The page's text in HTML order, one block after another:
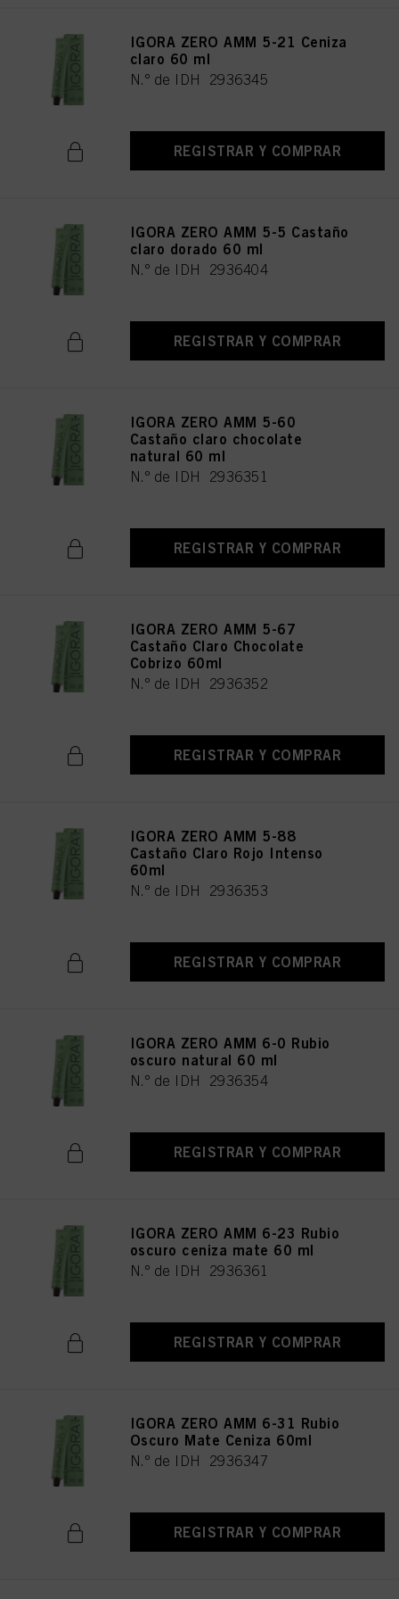
IGORA ZERO AMM 5-21 Ceniza
claro 60 ml
N.º de IDH 2936345
REGISTRAR Y COMPRAR
IGORA ZERO AMM 5-5 Castaño
claro dorado 60 ml
N.º de IDH 2936404
REGISTRAR Y COMPRAR
IGORA ZERO AMM 5-60
Castaño claro chocolate
natural 60 ml
N.º de IDH 2936351
REGISTRAR Y COMPRAR
IGORA ZERO AMM 5-67
Castaño Claro Chocolate
Cobrizo 60ml
N.º de IDH 2936352
REGISTRAR Y COMPRAR
IGORA ZERO AMM 5-88
Castaño Claro Rojo Intenso
60ml
N.º de IDH 2936353
REGISTRAR Y COMPRAR
IGORA ZERO AMM 6-0 Rubio
oscuro natural 60 ml
N.º de IDH 2936354
REGISTRAR Y COMPRAR
IGORA ZERO AMM 6-23 Rubio
oscuro ceniza mate 60 ml
N.º de IDH 2936361
REGISTRAR Y COMPRAR
IGORA ZERO AMM 6-31 Rubio
Oscuro Mate Ceniza 60ml
N.º de IDH 2936347
REGISTRAR Y COMPRAR